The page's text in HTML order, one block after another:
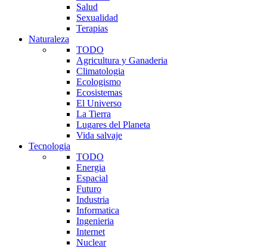
Salud
Sexualidad
Terapias
Naturaleza
TODO
Agricultura y Ganaderia
Climatologia
Ecologismo
Ecosistemas
El Universo
La Tierra
Lugares del Planeta
Vida salvaje
Tecnologia
TODO
Energia
Espacial
Futuro
Industria
Informatica
Ingenieria
Internet
Nuclear